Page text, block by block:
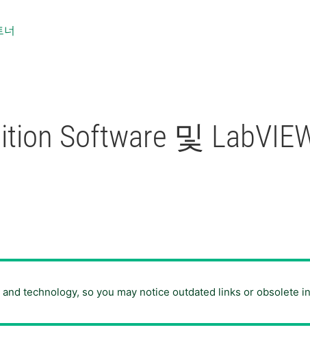
너
Software 및
technology, so you may notice outdated links or obsolete